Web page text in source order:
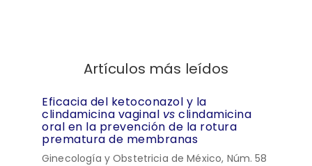
Artículos más leídos
Eficacia del ketoconazol y la
clindamicina vaginal vs clindamicina
oral en la prevención de la rotura
prematura de membranas
Ginecología y Obstetricia de México, Núm. 58